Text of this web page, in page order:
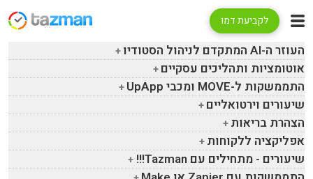
לקביעת דמו
העוזר ה-AI המתקדם לניהול הסטודיו
אוטומציות ותהליכים עסקיים
התממשקות ל-MOVE ומכבי UpApp
שיעורים וירטואליים
הצהרת בריאות
אפליקציה ללקוחות
שיעורים - מתחילים עם Tazman
!!!